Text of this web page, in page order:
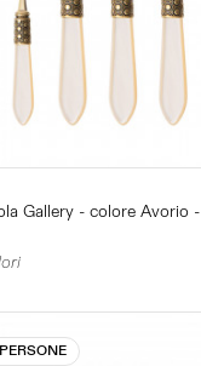
Gallery - colore Avorio -